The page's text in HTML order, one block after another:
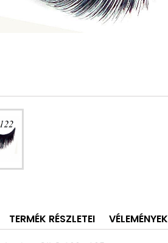
TERMÉK RÉSZLETEI VÉLEMÉNYEK